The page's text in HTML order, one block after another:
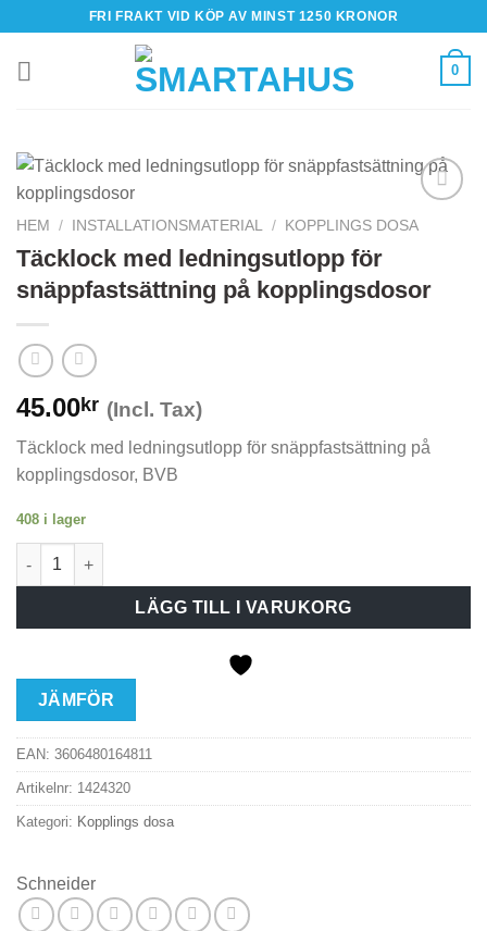
content
FRI FRAKT VID KÖP AV MINST 1250 KRONOR
0
HEM / INSTALLATIONSMATERIAL / KOPPLINGS DOSA
Täcklock med ledningsutlopp för
snäppfastsättning på kopplingsdosor
45.00kr (Incl. Tax)
Täcklock med ledningsutlopp för snäppfastsättning på
kopplingsdosor, BVB
408 i lager
Täcklock med ledningsutlopp för snäppfastsättning på
LÄGG TILL I VARUKORG
JÄMFÖR
EAN: 3606480164811
Artikelnr: 1424320
Kategori: Kopplings dosa
Schneider